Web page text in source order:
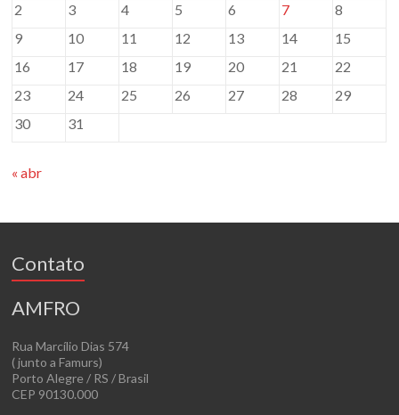
2
3 4 5 6 7
8
9
10 11 12 13 14
15
16
17 18 19 20 21
22
23
24 25 26 27 28
29
30
31
« abr
Contato
AMFRO
Rua Marcílio Dias 574
( junto a Famurs)
Porto Alegre / RS / Brasil
CEP 90130.000